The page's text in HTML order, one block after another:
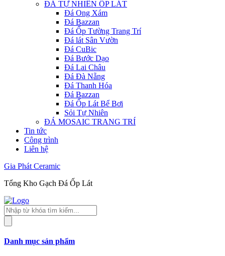
ĐÁ TỰ NHIÊN ỐP LÁT
Đá Ong Xám
Đá Bazzan
Đá Ốp Tường Trang Trí
Đá lát Sân Vườn
Đá CuBic
Đá Bước Dạo
Đá Lai Châu
Đá Đà Nẵng
Đá Thanh Hóa
Đá Bazzan
Đá Ốp Lát Bể Bơi
Sỏi Tự Nhiên
ĐÁ MOSAIC TRANG TRÍ
Tin tức
Công trình
Liên hệ
Gia Phát Ceramic
Tổng Kho Gạch Đá Ốp Lát
Tìm
kiếm
sản
Danh mục sản phẩm